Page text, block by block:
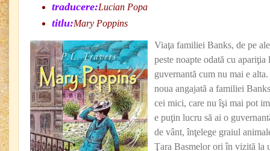
traducere:Lucian Popa
titlu:Mary Poppins
Viaţa familiei Banks, de pe
peste noapte odată cu
guvernantă cum nu mai e
noua angajată a familiei
cei mici, care nu îşi mai pot
e puţin lucru să ai o
de vânt, înţelege graiul
Ţara Basmelor ori în vizită la